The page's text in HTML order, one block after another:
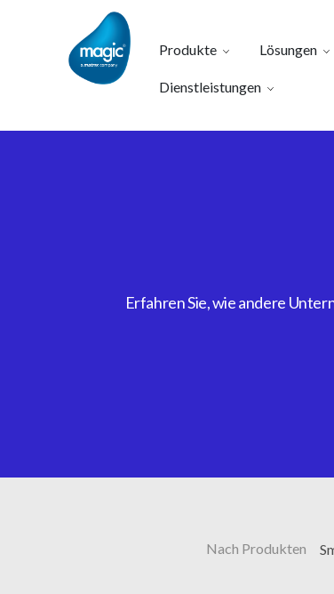
Produkte Lösungen
Dienstleistungen
Erfahren Sie, wie andere
Nach Produkten